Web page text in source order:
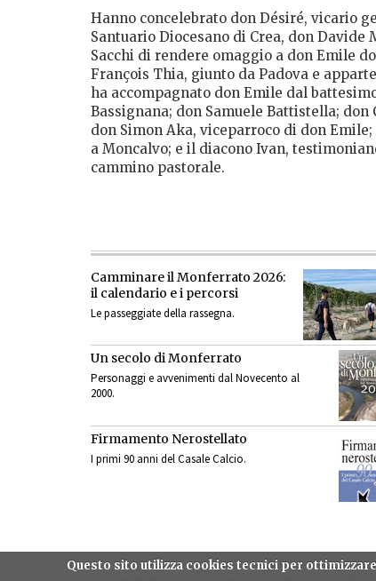
Hanno concelebrato don Désiré, vicario
Santuario Diocesano di Crea, don
Sacchi di rendere omaggio a don Emile
François Thia, giunto da Padova e
ha accompagnato don Emile dal
Bassignana; don Samuele Battistella;
don Simon Aka, viceparroco di don
a Moncalvo; e il diacono Ivan,
cammino pastorale.
Camminare il Monferrato 2026:
il calendario e i percorsi
Le passeggiate della rassegna.
Un secolo di Monferrato
Personaggi e avvenimenti dal Novecento al
2000.
Firmamento Nerostellato
I primi 90 anni del Casale Calcio.
Questo sito utilizza cookies tecnici per